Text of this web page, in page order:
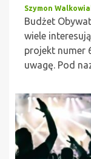
Szymon
Budżet
wiele
projekt numer
uwagę. Pod